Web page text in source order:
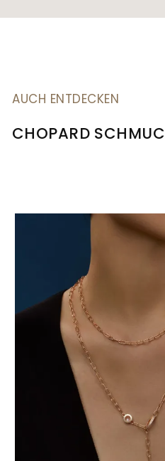
AUCH ENTDECKEN
CHOPARD